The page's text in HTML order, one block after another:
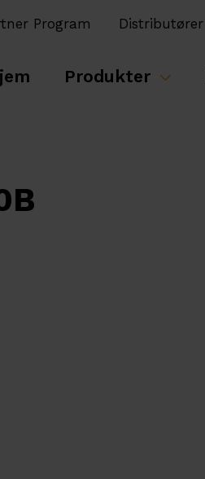
Program Distributører
Produkter